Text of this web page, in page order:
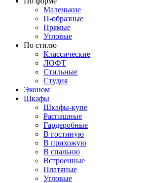
Маленькие
П-образные
Прямые
Угловые
По стилю
Классические
ЛОФТ
Стильные
Студия
Эконом
Шкафы
Шкафы-купе
Распашные
Гардеробные
В гостиную
В прихожую
В спальню
Встроенные
Платяные
Угловые